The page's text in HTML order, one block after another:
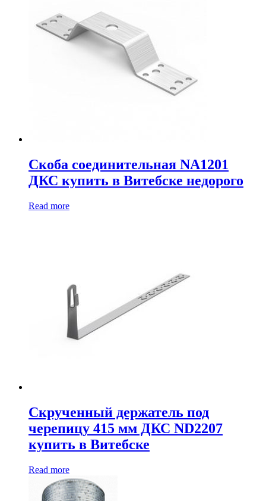
Скоба соединительная NA1201
ДКС купить в Витебске недорого
Read more
Скрученный держатель под
черепицу 415 мм ДКС ND2207
купить в Витебске
Read more